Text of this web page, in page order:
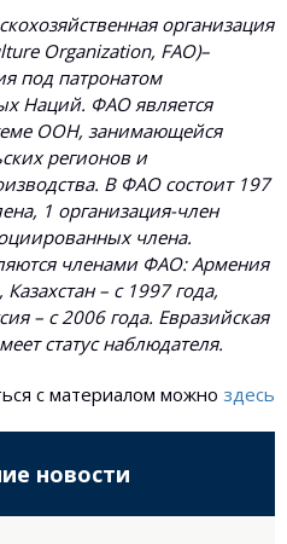
организация
Organization, FAO)–
под патронатом
Наций. ФАО является
ООН, занимающейся
регионов и
В ФАО состоит 197
1 организация-член
члена.
членами ФАО: Армения
– с 1997 года,
– с 2006 года. Евразийская
статус наблюдателя.
с материалом можно здесь
новости